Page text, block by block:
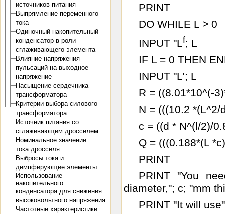
источников питания
Выпрямление переменного
тока
Одиночный накопительный
конденсатор в роли
сглаживающего элемента
Влияние напряжения
пульсаций на выходное
напряжение
Насыщение сердечника
трансформатора
Критерии выбора силового
трансформатора
Источник питания со
сглаживающим дросселем
Номинальное значение
тока дросселя
Выбросы тока и
демпфирующие элементы
Использование
накопительного
конденсатора для снижения
высоковольтного напряжения
Частотные характеристики
PRINT
DO WHILE L > 0
INPUT "Lf; L
IF L = 0 THEN
INPUT "L’; L
R = ((8.01*10^(-
N = (((10.2 *(L^2/
с = ((d * N^(l/2)/
Q = (((0.188*(L
PRINT
PRINT "You
diameter,"; c; "mm
PRINT "It will